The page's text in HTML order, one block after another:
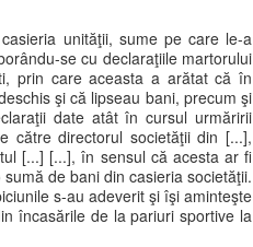
unităţii, sume pe care le-a
se cu declaraţiile martorului
prin care aceasta a arătat că în
şi că lipseau bani, precum şi
date atât în cursul urmăririi
către directorul societăţii din [...],
[...] [...], în sensul că acesta ar fi
de bani din casieria societăţii.
s-au adeverit şi îşi aminteşte
încasările de la pariuri sportive la